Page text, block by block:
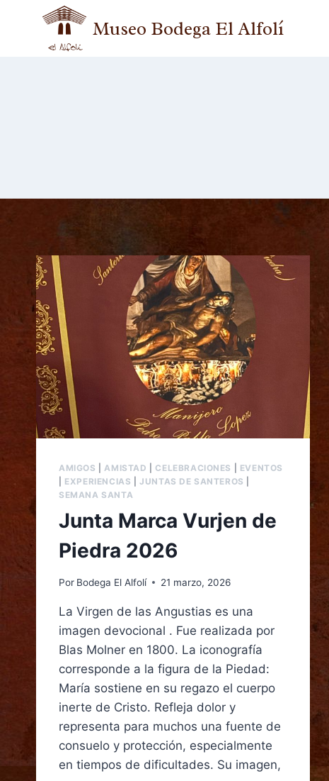
Museo Bodega El Alfolí
AMIGOS |AMISTAD CELEBRACIONES
EVENTOS
EXPERIENCIAS |JUNTAS DE SANTEROS
SEMANA SANTA
Junta Marca Vurjen de
Piedra 2026
Por Bodega El Alfolí 21 marzo, 2026
La Virgen de las Angustias es una
imagen devocional . Fue realizada por
Blas Molner en 1800. La iconografía
corresponde a la figura de la Piedad:
María sostiene en su regazo el cuerpo
inerte de Cristo. Refleja dolor y
representa para muchos una fuente de
consuelo y protección, especialmente
en tiempos de dificultades. Su imagen,